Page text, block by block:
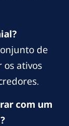
de
ativos
com um